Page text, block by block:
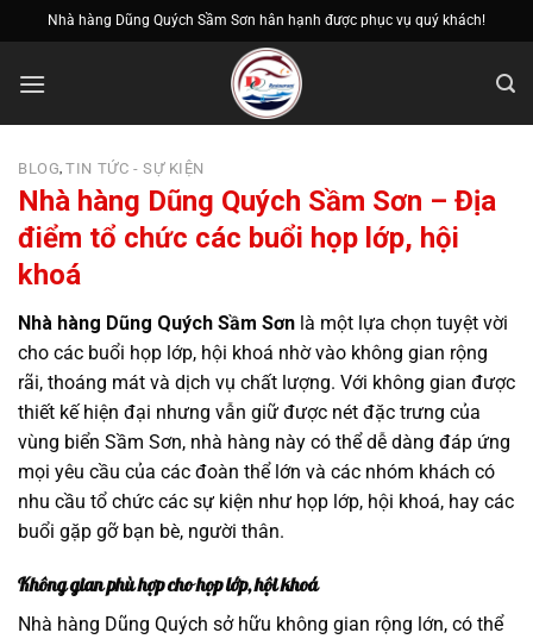
qua
nội
Nhà hàng Dũng Quých Sầm Sơn hân hạnh được phục vụ quý khách!
BLOG,TIN TỨC - SỰ KIỆN
Nhà hàng Dũng Quých Sầm Sơn – Địa
điểm tổ chức các buổi họp lớp, hội
khoá
Nhà hàng Dũng Quých Sầm Sơn là một lựa chọn tuyệt vời
cho các buổi họp lớp, hội khoá nhờ vào không gian rộng
rãi, thoáng mát và dịch vụ chất lượng. Với không gian được
thiết kế hiện đại nhưng vẫn giữ được nét đặc trưng của
vùng biển Sầm Sơn, nhà hàng này có thể dễ dàng đáp ứng
mọi yêu cầu của các đoàn thể lớn và các nhóm khách có
nhu cầu tổ chức các sự kiện như họp lớp, hội khoá, hay các
buổi gặp gỡ bạn bè, người thân.
Không gian phù hợp cho họp lớp, hội khoá
Nhà hàng Dũng Quých sở hữu không gian rộng lớn, có thể